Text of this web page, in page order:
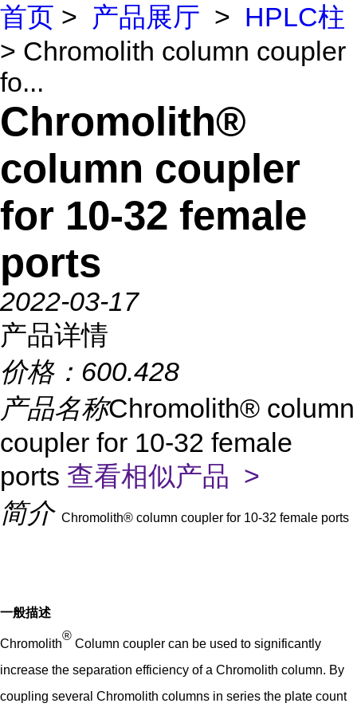
首页 > 产品展厅 > HPLC柱
> Chromolith column coupler
fo...
Chromolith®
column coupler
for 10-32 female
ports
2022-03-17
产品详情
价格： 600.428
产品名称Chromolith® column
coupler for 10-32 female
ports 查看相似产品 >
简介 Chromolith® column coupler for 10-32 female ports
一般描述
Chromolith
®
Column coupler can be used to significantly
increase the separation efficiency of a Chromolith column. By
coupling several Chromolith columns in series the plate count